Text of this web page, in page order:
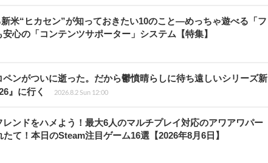
米“ヒカセン”が知っておきたい10のこと―めっちゃ遊べる「フ
心の「コンテンツサポーター」システム【特集】
ンがついに逝った。だから鬱憤晴らしに待ち遠しいシリーズ新
』に行く
2026.8.2 Sun 12:00
ンドをハメよう！最大6人のマルチプレイ対応のアワアワパー
て！本日のSteam注目ゲーム16選【2026年8月6日】